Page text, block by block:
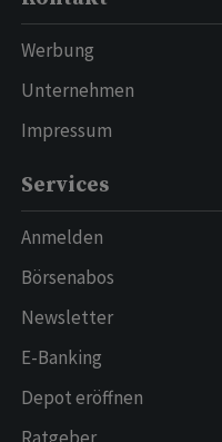
Werbung
Unternehmen
Impressum
Services
Anmelden
Börsenabos
Newsletter
E-Banking
Depot eröffnen